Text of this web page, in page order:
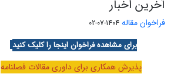
آخرین اخبار
فراخوان مقاله 1404-07-02
برای مشاهده فراخوان اینجا را کلیک کنید
پذیرش همکاری برای داوری مقالات فصلنامه